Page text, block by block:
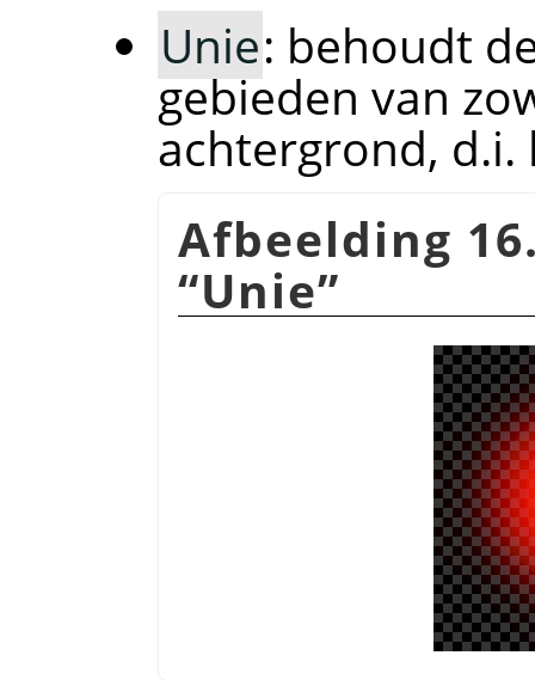
Unie: behoudt
gebieden van
achtergrond, d.i.
Afbeelding
“Unie”